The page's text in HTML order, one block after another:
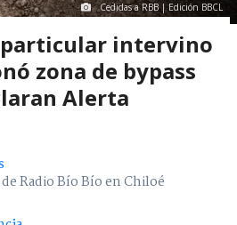
Cedidas a RBB | Edición BBCL
intervino
zona de bypass
Alerta
Radio Bío Bío en Chiloé